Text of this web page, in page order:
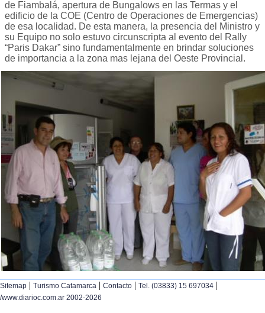
de Fiambalá, apertura de Bungalows en las Termas y el
edificio de la COE (Centro de Operaciones de Emergencias)
de esa localidad. De esta manera, la presencia del Ministro y
su Equipo no solo estuvo circunscripta al evento del Rally
“Paris Dakar” sino fundamentalmente en brindar soluciones
de importancia a la zona mas lejana del Oeste Provincial.
Sitemap | Turismo Catamarca | Contacto | Tel. (03833) 15 697034 |
/www.diarioc.com.ar 2002-2026